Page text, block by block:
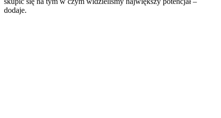
dodaje.